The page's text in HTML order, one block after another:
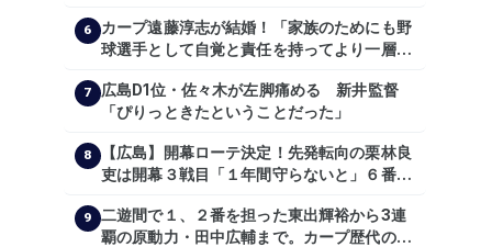
6
カープ遠藤淳志が結婚！「家族のためにも野
球選手として自覚と責任を持ってより一層頑
7
広島D1位・佐々木が左脚痛める 新井監督
「ぴりっときたということだった」
8
【広島】開幕ローテ決定！先発転向の栗林良
吏は開幕３戦目「１年間守らないと」６番手
9
二遊間で１、２番を担った東出輝裕から3連
覇の原動力・田中広輔まで。カープ歴代のシ